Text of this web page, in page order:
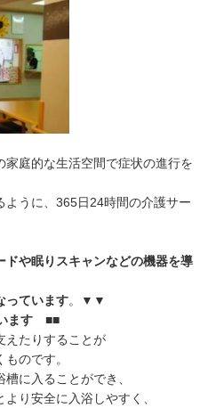
庭的な生活空間で症状の進行を
ように、365日24時間の介護サー
ドや眠りスキャンなどの機器を導
っています。▼▼
ます ■■
えたりすることが
のです。
に入ることができ、
り安全に入浴しやすく、